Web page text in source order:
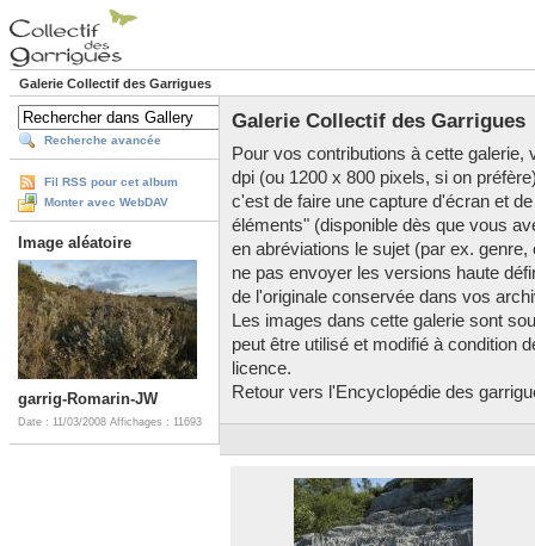
Galerie Collectif des Garrigues
Recherche avancée
Fil RSS pour cet album
Monter avec WebDAV
Image aléatoire
garrig-Romarin-JW
Date : 11/03/2008 Affichages : 11693
Galerie Collectif des Garrigues
Pour vos contributions à cette
dpi (ou 1200 x 800 pixels, si on
c'est de faire une capture d'écran et
éléments" (disponible dès que vous
en abréviations le sujet (par ex.
ne pas envoyer les versions haute
de l'originale conservée dans vos
Les images dans cette galerie sont
peut être utilisé et modifié à condition
licence.
Retour vers l'Encyclopédie des